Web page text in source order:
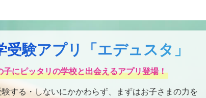
受験アプリ「エデュスタ」
子にピッタリの学校と出会えるアプリ登場！
験する・しないにかかわらず、まずはお子さまの力を